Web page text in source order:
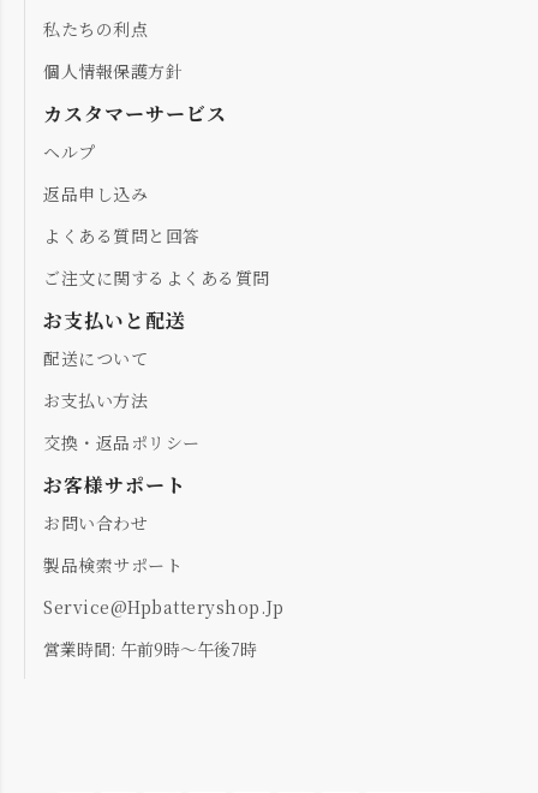
私たちの利点
個人情報保護方針
カスタマーサービス
ヘルプ
返品申し込み
よくある質問と回答
ご注文に関するよくある質問
お支払いと配送
配送について
お支払い方法
交換・返品ポリシー
お客様サポート
お問い合わせ
製品検索サポート
Service@hpbatteryshop.jp
営業時間: 午前9時～午後7時